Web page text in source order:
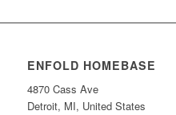
ENFOLD HOMEBASE
4870 Cass Ave
Detroit, MI, United States